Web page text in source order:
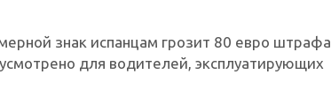
знак испанцам грозит 80 евро штрафа
для водителей, эксплуатирующих